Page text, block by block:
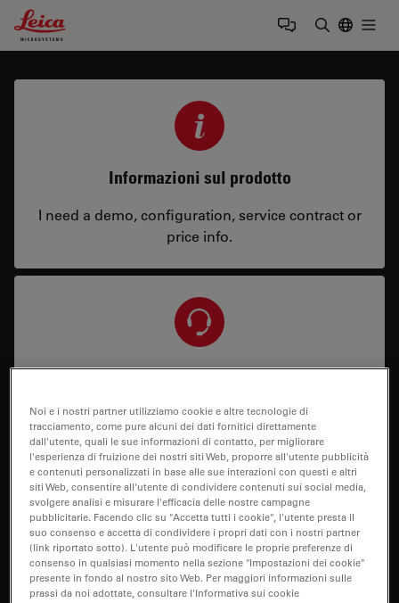
Leica Microsystems Logo
Informazioni sul prodotto
I need a demo, configuration, service contract or
price info.
Assistenza e riparazione
I need help keeping my system running: technical
service, repairs, spare parts, upgrades or software
licenses.
Supporto applicativo
Noi e i nostri partner utilizziamo cookie e altre tecnologie di
tracciamento, come pure alcuni dei dati fornitici direttamente
dall'utente, quali le sue informazioni di contatto, per migliorare
l'esperienza di fruizione dei nostri siti Web, proporre all'utente pubblicità
e contenuti personalizzati in base alle sue interazioni con questi e altri
siti Web, consentire all'utente di condividere contenuti sui social media,
svolgere analisi e misurare l'efficacia delle nostre campagne
pubblicitarie. Facendo clic su "Accetta tutti i cookie", l'utente presta il
suo consenso e accetta di condividere i propri dati con i nostri partner
(link riportato sotto). L'utente può modificare le proprie preferenze di
consenso in qualsiasi momento nella sezione "Impostazioni dei cookie"
presente in fondo al nostro sito Web. Per maggiori informazioni sulle
prassi da noi adottate, consultare l'Informativa sui cookie